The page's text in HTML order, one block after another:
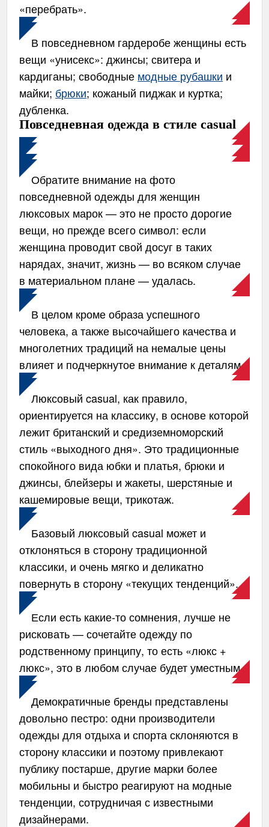
«перебрать».
В повседневном гардеробе женщины есть
вещи «унисекс»: джинсы; свитера и
кардиганы; свободные модные рубашки и
майки; брюки; кожаный пиджак и куртка;
дубленка.
Повседневная одежда в стиле casual
Обратите внимание на фото
повседневной одежды для женщин
люксовых марок — это не просто дорогие
вещи, но прежде всего символ: если
женщина проводит свой досуг в таких
нарядах, значит, жизнь — во всяком случае
в материальном плане — удалась.
В целом кроме образа успешного
человека, а также высочайшего качества и
многолетних традиций на немалые цены
влияет и подчеркнутое внимание к деталям.
Люксовый casual, как правило,
ориентируется на классику, в основе которой
лежит британский и средиземноморский
стиль «выходного дня». Это традиционные
спокойного вида юбки и платья, брюки и
джинсы, блейзеры и жакеты, шерстяные и
кашемировые вещи, трикотаж.
Базовый люксовый casual может и
отклоняться в сторону традиционной
классики, и очень мягко и деликатно
повернуть в сторону «текущих тенденций».
Если есть какие-то сомнения, лучше не
рисковать — сочетайте одежду по
родственному принципу, то есть «люкс +
люкс», это в любом случае будет уместным.
Демократичные бренды представлены
довольно пестро: одни производители
одежды для отдыха и спорта склоняются в
сторону классики и поэтому привлекают
публику постарше, другие марки более
мобильны и быстро реагируют на модные
тенденции, сотрудничая с известными
дизайнерами.